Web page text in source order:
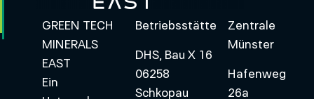
GREEN TECH
MINERALS
EAST
Ein
Betriebsstätte
DHS, Bau X 16
06258
Schkopau
Zentrale
Münster
Hafenweg
26a